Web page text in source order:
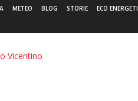
METEO BLOG STORIE ECO
L'Eco